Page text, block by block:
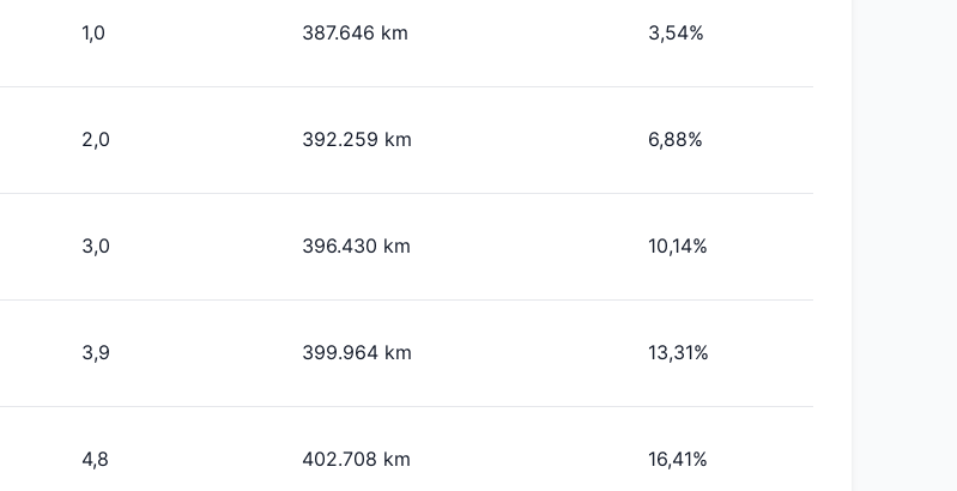
1,0 387.646 km 3,54%
2,0 392.259 km 6,88%
3,0 396.430 km 10,14%
3,9 399.964 km 13,31%
4,8 402.708 km 16,41%